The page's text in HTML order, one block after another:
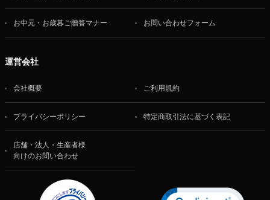
お中元・お歳暮ご贈答マナー お問い合わせフォーム
運営会社
会社概要 ご利用規約
プライバシーポリシー 特定商取引法に基づく表記
店舗・法人・生産者様
向けのお問い合わせ